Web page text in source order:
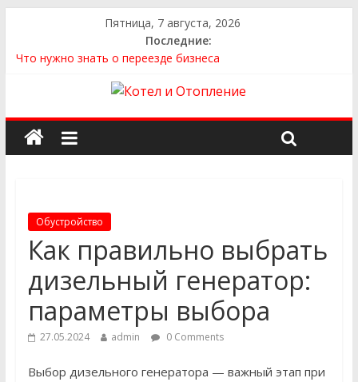
Пятница, 7 августа, 2026
Последние:
Что нужно знать о переезде бизнеса
Как выбрать сантехнику и отопление для дома в
Как найти идеальный каркасный дом для жизни за городом
и не ошибиться в выборе
Обустройство
Как правильно выбрать
дизельный генератор:
параметры выбора
27.05.2024 admin 0 Comments
Выбор дизельного генератора — важный этап при